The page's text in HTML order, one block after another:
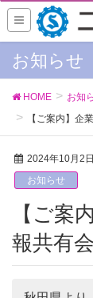
お知らせ
HOME お知
【ご案内】企
2024年10月2日
お知らせ
【ご案内】企業向けセミナー＆情
報共有会